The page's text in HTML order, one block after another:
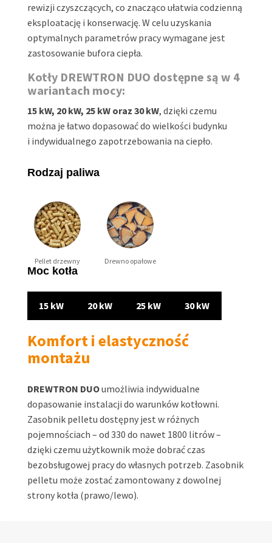
rewizji czyszczących, co znacząco ułatwia codzienną
eksploatację i konserwację. W celu uzyskania
optymalnych parametrów pracy wymagane jest
zastosowanie bufora ciepła.
Kotły DREWTRON DUO dostępne są w 4
wariantach mocy:
15 kW, 20 kW, 25 kW oraz 30 kW, dzięki czemu
można je łatwo dopasować do wielkości budynku
i indywidualnego zapotrzebowania na ciepło.
Rodzaj paliwa
Pellet drzewny Drewno opałowe
Moc kotła
15 kW 20 kW 25 kW 30 kW
Komfort i elastyczność
montażu
DREWTRON DUOumożliwia indywidualne
dopasowanie instalacji do warunków kotłowni.
Zasobnik pelletu dostępny jest w różnych
pojemnościach – od 330 do nawet 1800 litrów –
dzięki czemu użytkownik może dobrać czas
bezobsługowej pracy do własnych potrzeb. Zasobnik
pelletu może zostać zamontowany z dowolnej
strony kotła (prawo/lewo).